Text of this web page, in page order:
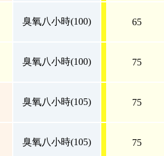
臭氧八小時(100) 65
臭氧八小時(100) 75
臭氧八小時(105) 75
臭氧八小時(105) 75